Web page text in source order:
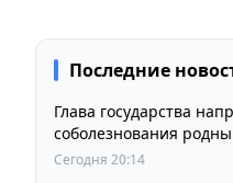
Последние
Глава государства
соболезнования
кинорежиссера Ардака
Сегодня 20:14